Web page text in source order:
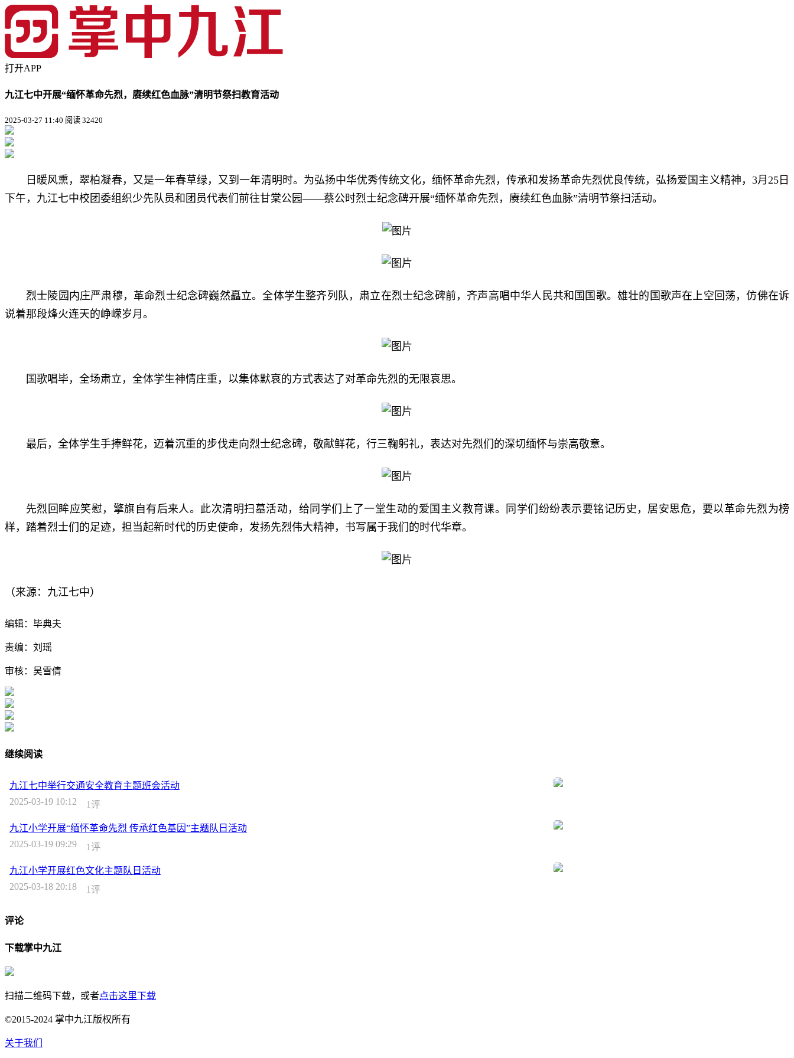
打开APP
九江七中开展“缅怀革命先烈，赓续红色血脉”清明节祭扫教育活动
2025-03-27 11:40 阅读 32420
日暖风熏，翠柏凝春，又是一年春草绿，又到一年清明时。为弘扬中华优秀传统文化，缅怀革命先烈，传承和发扬革命先烈优良传统，弘扬爱国主义精神，3月25日
下午，九江七中校团委组织少先队员和团员代表们前往甘棠公园——蔡公时烈士纪念碑开展“缅怀革命先烈，赓续红色血脉”清明节祭扫活动。
烈士陵园内庄严肃穆，革命烈士纪念碑巍然矗立。全体学生整齐列队，肃立在烈士纪念碑前，齐声高唱中华人民共和国国歌。雄壮的国歌声在上空回荡，仿佛在诉
说着那段烽火连天的峥嵘岁月。
国歌唱毕，全场肃立，全体学生神情庄重，以集体默哀的方式表达了对革命先烈的无限哀思。
最后，全体学生手捧鲜花，迈着沉重的步伐走向烈士纪念碑，敬献鲜花，行三鞠躬礼，表达对先烈们的深切缅怀与崇高敬意。
先烈回眸应笑慰，擎旗自有后来人。此次清明扫墓活动，给同学们上了一堂生动的爱国主义教育课。同学们纷纷表示要铭记历史，居安思危，要以革命先烈为榜
样，踏着烈士们的足迹，担当起新时代的历史使命，发扬先烈伟大精神，书写属于我们的时代华章。
（来源：九江七中）
编辑：毕典夫
责编：刘瑶
审核：吴雪倩
继续阅读
九江七中举行交通安全教育主题班会活动
2025-03-19 10:12
1评
九江小学开展“缅怀革命先烈 传承红色基因”主题队日活动
2025-03-19 09:29
1评
九江小学开展红色文化主题队日活动
2025-03-18 20:18
1评
评论
下载掌中九江
扫描二维码下载，或者点击这里下载
©2015-2024 掌中九江版权所有
关于我们